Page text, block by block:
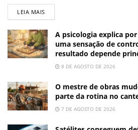
LEIA MAIS
A psicologia explica
uma sensação de
resultado depende
8 DE AGOSTO DE 2026
O mestre de obras
parte da rotina no
7 DE AGOSTO DE 2026